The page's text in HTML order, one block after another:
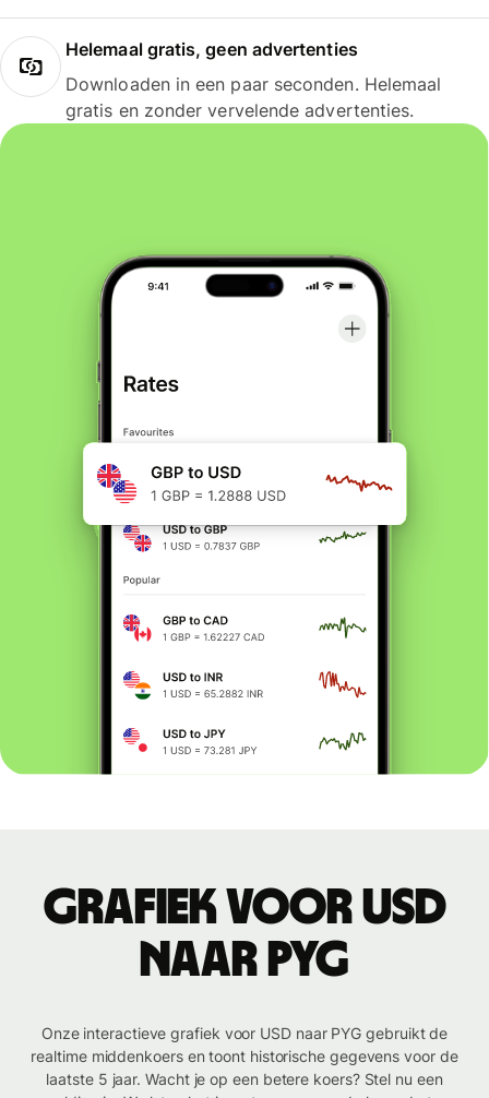
Helemaal gratis, geen advertenties
Downloaden in een paar seconden. Helemaal
gratis en zonder vervelende advertenties.
Grafiek voor USD
naar PYG
Onze interactieve grafiek voor USD naar PYG gebruikt de
realtime middenkoers en toont historische gegevens voor de
laatste 5 jaar. Wacht je op een betere koers? Stel nu een